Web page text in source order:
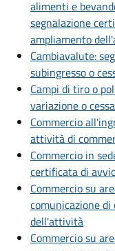
alimenti e
segnalazione
ampliamento
Cambiavalute:
subingresso o
Campi di tiro o
variazione o
Commercio
attività di
Commercio in
certificata di
Commercio su
comunicazione di
dell'attività
Commercio su